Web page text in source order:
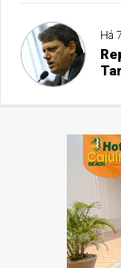
Há